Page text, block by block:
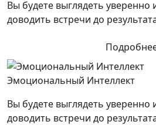
Вы будете выглядеть уверенно
доводить встречи до
Эмоциональный Интеллект
Вы будете выглядеть уверенно
доводить встречи до